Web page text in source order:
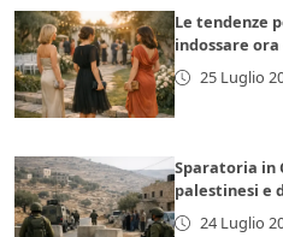
Le tendenze
indossare
25 Luglio
Sparatoria in
palestinesi e
24 Luglio